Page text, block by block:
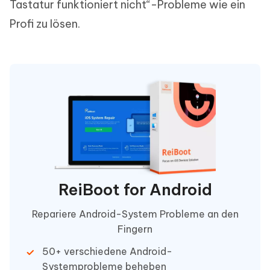
Tastatur funktioniert nicht“-Probleme wie ein
Profi zu lösen.
ReiBoot for Android
Repariere Android-System Probleme an den
Fingern
50+ verschiedene Android-
Systemprobleme beheben